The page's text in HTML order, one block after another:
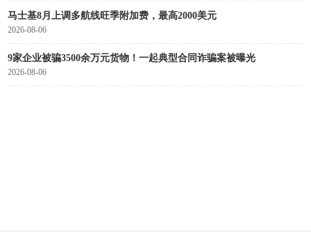
马士基8月上调多航线旺季附加费，最高2000美元
2026-08-06
9家企业被骗3500余万元货物！一起典型合同诈骗案被曝光
2026-08-06